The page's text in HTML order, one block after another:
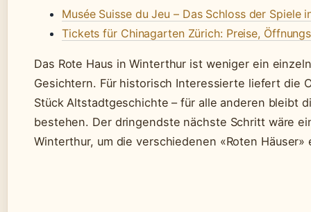
Musée Suisse du Jeu – Das Schloss der Spiele
Tickets für Chinagarten Zürich: Preise,
Das Rote Haus in Winterthur ist weniger ein
Gesichtern. Für historisch Interessierte liefert die
Stück Altstadtgeschichte – für alle anderen bleibt
bestehen. Der dringendste nächste Schritt wäre
Winterthur, um die verschiedenen «Roten